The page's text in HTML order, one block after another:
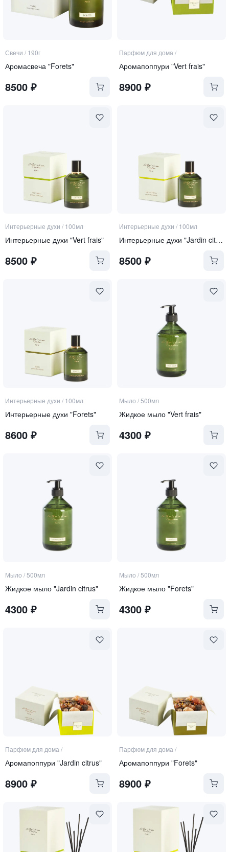
Свечи / 190г
Аромасвеча "Forets"
8500 ₽
Парфюм для дома /
Аромапоппури "Vert frais"
8900₽
Интерьерные духи / 100мл
Интерьерные духи "Vert frais"
8500 ₽
Интерьерные духи / 100мл
Интерьерные духи "Jardin citrus"
8500₽
Интерьерные духи / 100мл
Интерьерные духи "Forets"
8600 ₽
Мыло /500мл
Жидкое мыло "Vert frais"
4300₽
Мыло /500мл
Жидкое мыло "Jardin citrus"
4300 ₽
Мыло /500мл
Жидкое мыло "Forets"
4300₽
Парфюм для дома /
Аромапоппури "Jardin citrus"
8900 ₽
Парфюм для дома /
Аромапоппури "Forets"
8900₽